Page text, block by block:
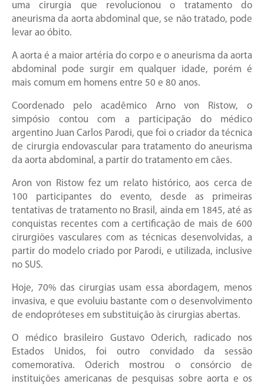
uma cirurgia que revolucionou o tratamento do
aneurisma da aorta abdominal que, se não tratado, pode
levar ao óbito.
A aorta é a maior artéria do corpo e o aneurisma da aorta
abdominal pode surgir em qualquer idade, porém é
mais comum em homens entre 50 e 80 anos.
Coordenado pelo acadêmico Arno von Ristow, o
simpósio contou com a participação do médico
argentino Juan Carlos Parodi, que foi o criador da técnica
de cirurgia endovascular para tratamento do aneurisma
da aorta abdominal, a partir do tratamento em cães.
Aron von Ristow fez um relato histórico, aos cerca de
100 participantes do evento, desde as primeiras
tentativas de tratamento no Brasil, ainda em 1845, até as
conquistas recentes com a certificação de mais de 600
cirurgiões vasculares com as técnicas desenvolvidas, a
partir do modelo criado por Parodi, e utilizada, inclusive
no SUS.
Hoje, 70% das cirurgias usam essa abordagem, menos
invasiva, e que evoluiu bastante com o desenvolvimento
de endopróteses em substituição às cirurgias abertas.
O médico brasileiro Gustavo Oderich, radicado nos
Estados Unidos, foi outro convidado da sessão
comemorativa. Oderich mostrou o consórcio de
instituições americanas de pesquisas sobre aorta e os